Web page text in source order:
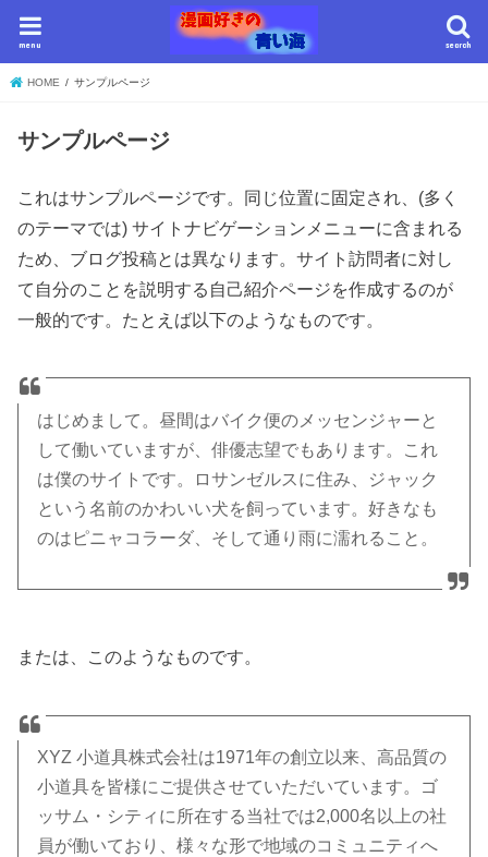
search
menu
HOME サンプルページ
サンプルページ
これはサンプルページです。同じ位置に固定され、(多く
のテーマでは) サイトナビゲーションメニューに含まれる
ため、ブログ投稿とは異なります。サイト訪問者に対し
て自分のことを説明する自己紹介ページを作成するのが
一般的です。たとえば以下のようなものです。
はじめまして。昼間はバイク便のメッセンジャーと
して働いていますが、俳優志望でもあります。これ
は僕のサイトです。ロサンゼルスに住み、ジャック
という名前のかわいい犬を飼っています。好きなも
のはピニャコラーダ、そして通り雨に濡れること。
または、このようなものです。
XYZ 小道具株式会社は1971年の創立以来、高品質の
小道具を皆様にご提供させていただいています。ゴ
ッサム・シティに所在する当社では2,000名以上の社
員が働いており、様々な形で地域のコミュニティへ